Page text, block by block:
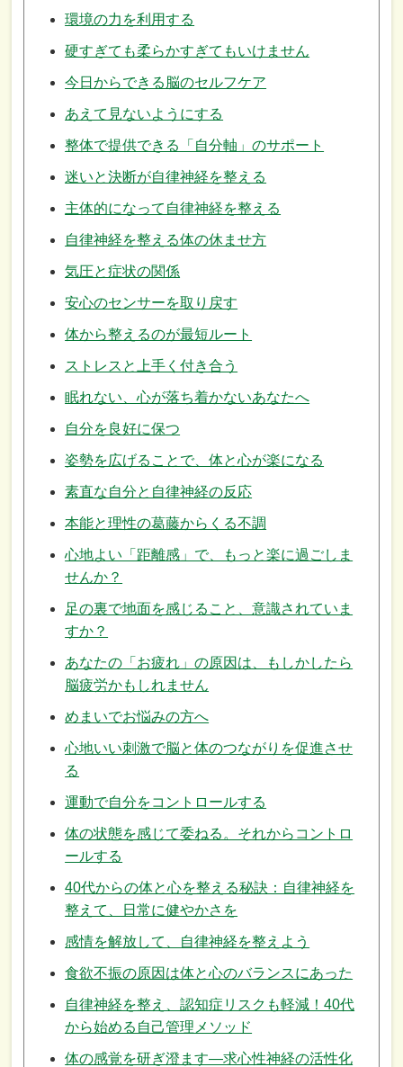
環境の力を利用する
硬すぎても柔らかすぎてもいけません
今日からできる脳のセルフケア
あえて見ないようにする
整体で提供できる「自分軸」のサポート
迷いと決断が自律神経を整える
主体的になって自律神経を整える
自律神経を整える体の休ませ方
気圧と症状の関係
安心のセンサーを取り戻す
体から整えるのが最短ルート
ストレスと上手く付き合う
眠れない、心が落ち着かないあなたへ
自分を良好に保つ
姿勢を広げることで、体と心が楽になる
素直な自分と自律神経の反応
本能と理性の葛藤からくる不調
心地よい「距離感」で、もっと楽に過ごしま
せんか？
足の裏で地面を感じること、意識されていま
すか？
あなたの「お疲れ」の原因は、もしかしたら
脳疲労かもしれません
めまいでお悩みの方へ
心地いい刺激で脳と体のつながりを促進させ
る
運動で自分をコントロールする
体の状態を感じて委ねる。それからコントロ
ールする
40代からの体と心を整える秘訣：自律神経を
整えて、日常に健やかさを
感情を解放して、自律神経を整えよう
食欲不振の原因は体と心のバランスにあった
自律神経を整え、認知症リスクも軽減！40代
から始める自己管理メソッド
体の感覚を研ぎ澄ます—求心性神経の活性化